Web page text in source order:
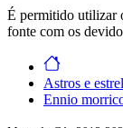
É permitido utilizar
fonte com os
Astros e
Ennio